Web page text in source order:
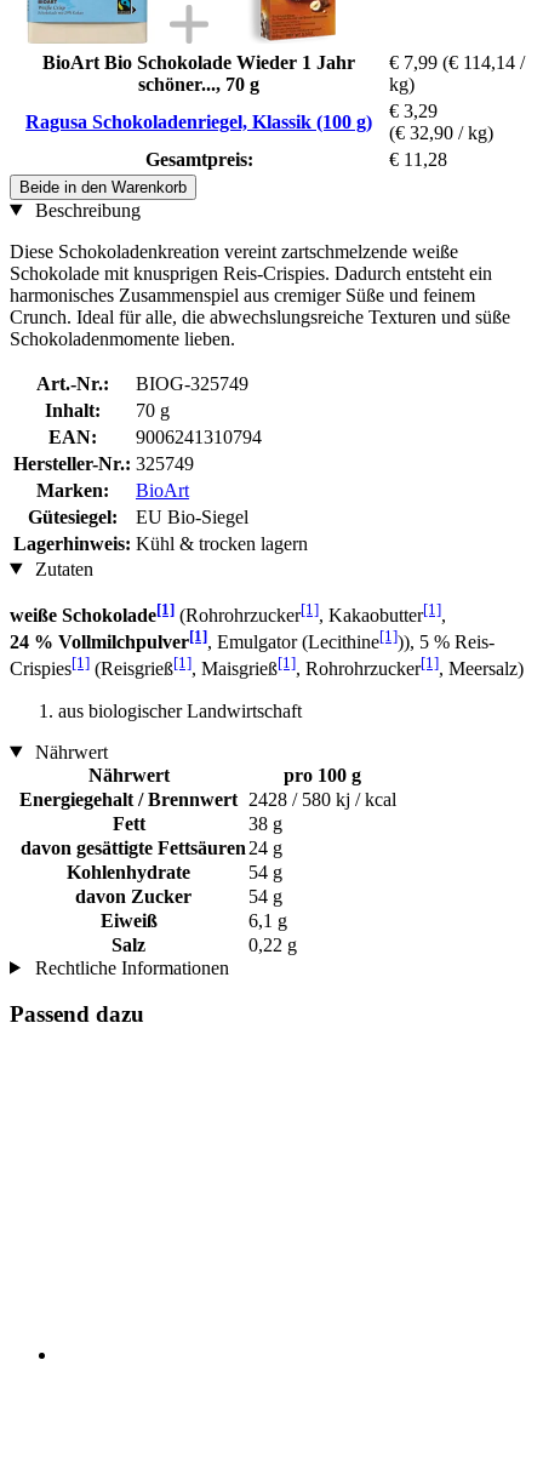
BioArt Bio Schokolade Wieder 1 Jahr
schöner..., 70 g
€ 7,99 (€ 114,14 /
kg)
Ragusa Schokoladenriegel, Klassik (100 g)
€ 3,29
(€ 32,90 / kg)
Gesamtpreis:
€ 11,28
Beide in den Warenkorb
Beschreibung
Diese Schokoladenkreation vereint zartschmelzende weiße
Schokolade mit knusprigen Reis-Crispies. Dadurch entsteht ein
harmonisches Zusammenspiel aus cremiger Süße und feinem
Crunch. Ideal für alle, die abwechslungsreiche Texturen und süße
Schokoladenmomente lieben.
Art.-Nr.:
BIOG-325749
Inhalt:
70 g
EAN:
9006241310794
Hersteller-Nr.: 325749
Marken:
BioArt
Gütesiegel:
EU Bio-Siegel
Lagerhinweis: Kühl & trocken lagern
Zutaten
weiße Schokolade[1] (Rohrohrzucker[1], Kakaobutter[1],
24 % Vollmilchpulver[1], Emulgator (Lecithine[1])), 5 % Reis-
Crispies[1] (Reisgrieß[1], Maisgrieß[1], Rohrohrzucker[1], Meersalz)
aus biologischer Landwirtschaft
Nährwert
Nährwert
pro 100 g
Energiegehalt / Brennwert 2428 / 580 kj / kcal
Fett
38 g
davon gesättigte Fettsäuren 24 g
Kohlenhydrate
54 g
davon Zucker
54 g
Eiweiß
6,1 g
Salz
0,22 g
Rechtliche Informationen
Passend dazu